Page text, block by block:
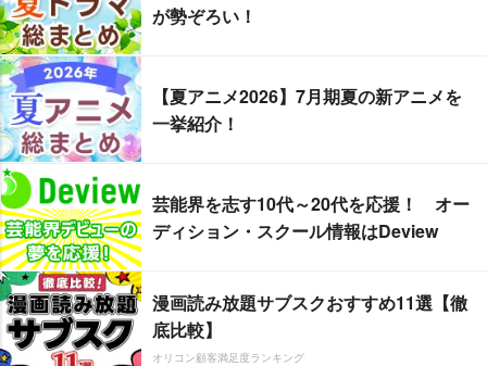
が勢ぞろい！
【夏アニメ2026】7月期夏の新アニメを
一挙紹介！
芸能界を志す10代～20代を応援！ オー
ディション・スクール情報はDeview
漫画読み放題サブスクおすすめ11選【徹
底比較】
オリコン顧客満足度ランキング